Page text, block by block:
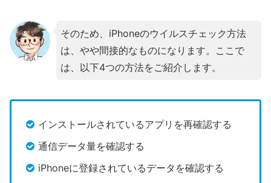
そのため、iPhoneのウイルスチェック方法
は、やや間接的なものになります。ここで
は、以下4つの方法をご紹介します。
インストールされているアプリを再確認する
通信データ量を確認する
iPhoneに登録されているデータを確認する